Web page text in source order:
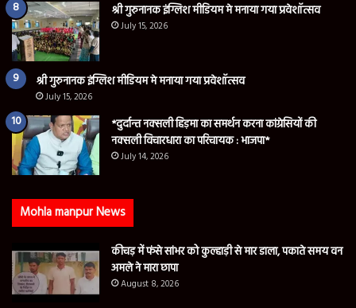
श्री गुरुनानक इंग्लिश मीडियम मे मनाया गया प्रवेशॉत्सव
July 15, 2026
श्री गुरुनानक इंग्लिश मीडियम मे मनाया गया प्रवेशॉत्सव
July 15, 2026
*दुर्दान्त नक्सली हिड़मा का समर्थन करना कांग्रेसियों की
नक्सली विचारधारा का परिचायक : भाजपा*
July 14, 2026
Mohla manpur News
कीचड़ में फंसे सांभर को कुल्हाड़ी से मार डाला, पकाते समय वन
अमले ने मारा छापा
August 8, 2026